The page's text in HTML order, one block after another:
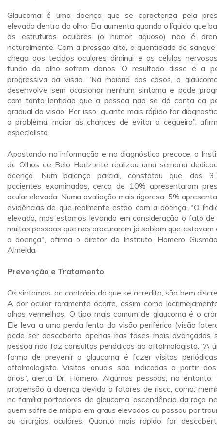
Glaucoma é uma doença que se caracteriza pela
elevada dentro do olho. Ela aumenta quando o líquido que
as estruturas oculares (o humor aquoso) não é
naturalmente. Com a pressão alta, a quantidade de sangue
chega aos tecidos oculares diminui e as células
fundo do olho sofrem danos. O resultado disso é a
progressiva da visão. “Na maioria dos casos, o
desenvolve sem ocasionar nenhum sintoma e pode
com tanta lentidão que a pessoa não se dá conta da
gradual da visão. Por isso, quanto mais rápido for
o problema, maior as chances de evitar a cegueira”,
especialista.
Apostando na informação e no diagnóstico precoce, o
de Olhos de Belo Horizonte realizou uma semana
doença. Num balanço parcial, constatou que, dos
pacientes examinados, cerca de 10% apresentaram
ocular elevada. Numa avaliação mais rigorosa, 5%
evidências de que realmente estão com a doença. "O
elevado, mas estamos levando em consideração o fato de
muitas pessoas que nos procuraram já sabiam que estavam
a doença", afirma o diretor do Instituto, Homero
Almeida.
Prevenção e Tratamento
Os sintomas, ao contrário do que se acredita, são bem
A dor ocular raramente ocorre, assim como
olhos vermelhos. O tipo mais comum de glaucoma é o
Ele leva a uma perda lenta da visão periférica (visão
pode ser descoberto apenas nas fases mais avançadas
pessoa não faz consultas periódicas ao oftalmologista. “A
forma de prevenir o glaucoma é fazer visitas
oftalmologista. Visitas anuais são indicadas a partir
anos”, alerta Dr. Homero. Algumas pessoas, no entanto,
propensão à doença devido a fatores de risco, como:
na família portadores de glaucoma, ascendência da raça
quem sofre de miopia em graus elevados ou passou por
ou cirurgias oculares. Quanto mais rápido for